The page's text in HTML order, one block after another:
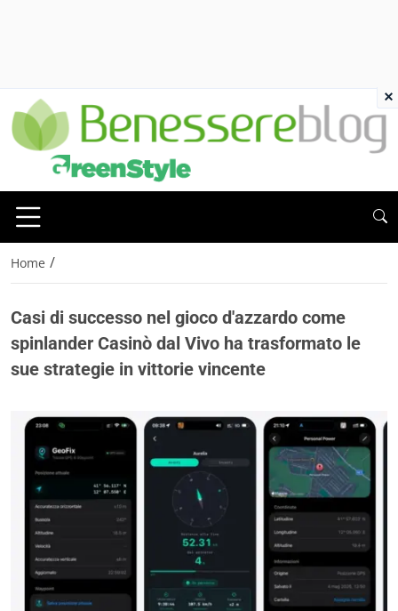
Home /
Casi di successo nel gioco d'azzardo come
spinlander Casinò dal Vivo ha trasformato le
sue strategie in vittorie vincente
×